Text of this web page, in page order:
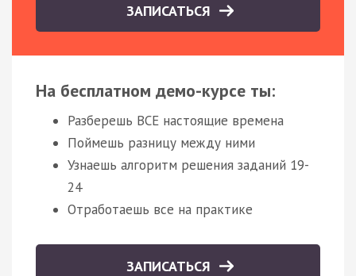
ЗАПИСАТЬСЯ
На бесплатном демо-курсе ты:
Разберешь ВСЕ настоящие времена
Поймешь разницу между ними
Узнаешь алгоритм решения заданий 19-
24
Отработаешь все на практике
ЗАПИСАТЬСЯ